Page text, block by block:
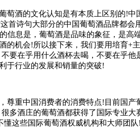
酒的文化认知是有本质上区别的!
诗句大部分的中国葡萄酒品牌都
信息是，葡萄酒是品味的象征，是
机会!所以接下来，我们要用培育
要在乎用什么酒杯去喝，不要在乎
于行业的发展和销量的突破!
重中国消费者的消费特点!目前国
多酒庄的葡萄酒都获得了国际专业
这些国际葡萄酒权威机构和大师团